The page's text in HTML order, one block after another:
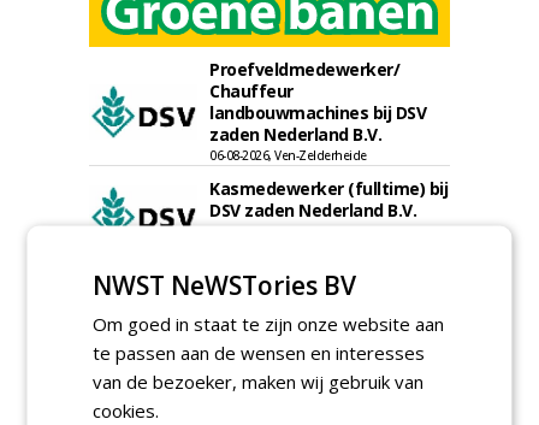
Proefveldmedewerker/
Chauffeur
landbouwmachines bij DSV
zaden Nederland B.V.
06-08-2026, Ven-Zelderheide
Kasmedewerker (fulltime) bij
DSV zaden Nederland B.V.
Projectleider Sport bij Antea
Realisatie
15-07-2026, Almere, Maastricht,
Oosterhout
Uitvoerder civiele techniek &
sport bij Antea Realisatie
NWST NeWSTories BV
Om goed in staat te zijn onze website aan
te passen aan de wensen en interesses
van de bezoeker, maken wij gebruik van
cookies.